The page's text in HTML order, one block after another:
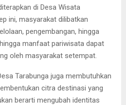
di Desa Wisata
ini, masyarakat dilibatkan
pengembangan, hingga
manfaat pariwisata dapat
oleh masyarakat setempat.
Tarabunga juga membutuhkan
citra destinasi yang
berarti mengubah identitas